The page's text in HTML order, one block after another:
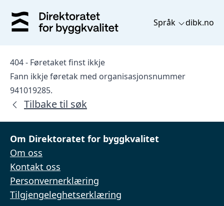
Språk dibk.no
404 - Føretaket finst ikkje
Fann ikkje føretak med organisasjonsnummer
941019285.
Tilbake til søk
Om Direktoratet for byggkvalitet
Om oss
Kontakt oss
Personvernerklæring
Tilgjengeleghetserklæring